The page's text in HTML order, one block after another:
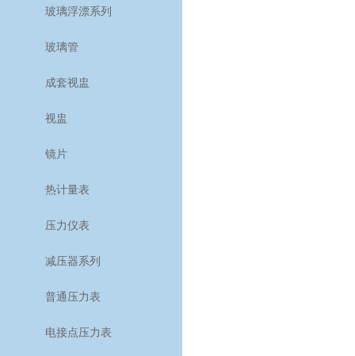
玻璃浮漂系列
玻璃管
成套视盅
视盅
镜片
热计量表
压力仪表
减压器系列
普通压力表
电接点压力表